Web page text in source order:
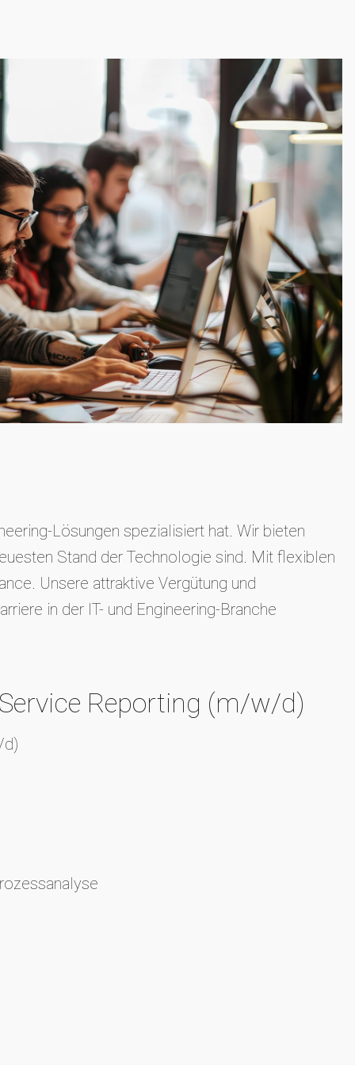
Lösungen spezialisiert hat. Wir bieten
Stand der Technologie sind. Mit flexiblen
Unsere attraktive Vergütung und
in der IT- und Engineering-Branche
Reporting (m/w/d)
d)